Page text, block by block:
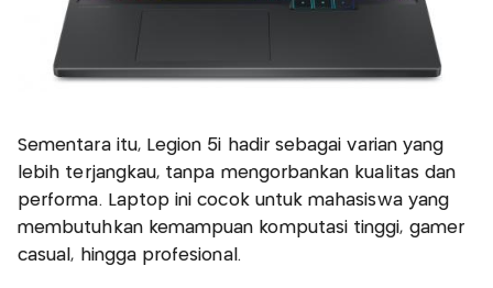
Sementara itu, Legion 5i hadir sebagai varian yang
lebih terjangkau, tanpa mengorbankan kualitas dan
performa. Laptop ini cocok untuk mahasiswa yang
membutuhkan kemampuan komputasi tinggi, gamer
casual, hingga profesional.